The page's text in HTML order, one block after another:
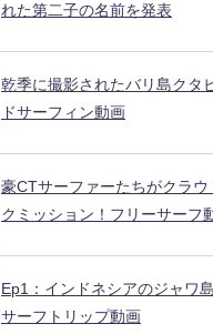
れた第二子の名前を発表
乾季に撮影されたバリ島クタ
ドサーフィン動画
豪CTサーファーたちがクラウ
クミッション！フリーサーフ
Ep1：インドネシアのジャワ
サーフトリップ動画